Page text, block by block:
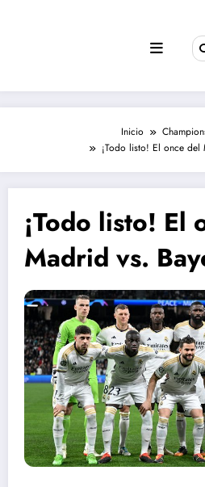
Inicio
¡Todo listo! El once del
¡Todo listo! El
Madrid vs.